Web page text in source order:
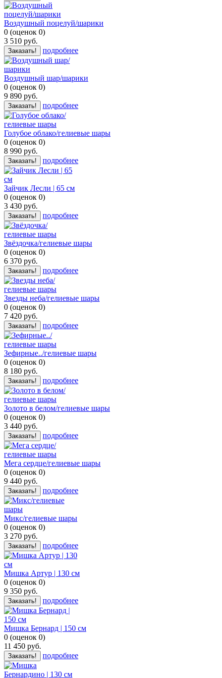
Воздушный поцелуй/шарики
0 (оценок 0)
3 510 руб.
Заказать! подробнее
Воздушный шар/шарики
0 (оценок 0)
9 890 руб.
Заказать! подробнее
Голубое облако/гелиевые шары
0 (оценок 0)
8 990 руб.
Заказать! подробнее
Зайчик Лесли | 65 см
0 (оценок 0)
3 430 руб.
Заказать! подробнее
Звёздочка/гелиевые шары
0 (оценок 0)
6 370 руб.
Заказать! подробнее
Звезды неба/гелиевые шары
0 (оценок 0)
7 420 руб.
Заказать! подробнее
Зефирные../гелиевые шары
0 (оценок 0)
8 180 руб.
Заказать! подробнее
Золото в белом/гелиевые шары
0 (оценок 0)
3 440 руб.
Заказать! подробнее
Мега сердце/гелиевые шары
0 (оценок 0)
9 440 руб.
Заказать! подробнее
Микс/гелиевые шары
0 (оценок 0)
3 270 руб.
Заказать! подробнее
Мишка Артур | 130 см
0 (оценок 0)
9 350 руб.
Заказать! подробнее
Мишка Бернард | 150 см
0 (оценок 0)
11 450 руб.
Заказать! подробнее